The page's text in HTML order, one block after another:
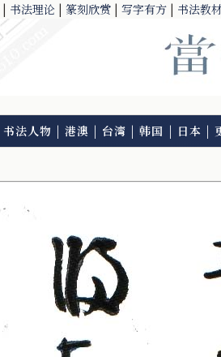
| 书法理论 | 篆刻欣赏 | 写字有方 | 书法教
书法人物 | 港澳 | 台湾 |韩国 | 日本 |